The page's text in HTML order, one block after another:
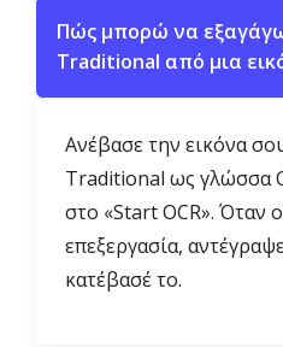
Πώς μπορώ να
Traditional από μια
Ανέβασε την εικόνα
Traditional ως γλώσσα
στο «Start OCR». Όταν
επεξεργασία,
κατέβασέ το.